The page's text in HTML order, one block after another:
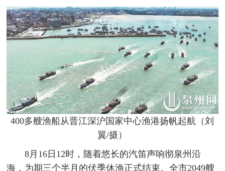
400多艘渔船从晋江深沪国家中心渔港扬帆起航（刘
翼/摄）
8月16日12时，随着悠长的汽笛声响彻泉州沿
海，为期三个半月的伏季休渔正式结束。全市2049艘